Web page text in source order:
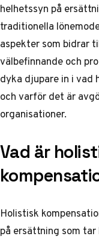
helhetssyn på
traditionella
aspekter som bidrar
välbefinnande och
dyka djupare in i vad
och varför det är
organisationer.
Vad är
Holistisk
på ersättning som